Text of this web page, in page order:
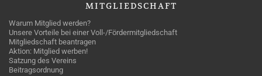
MITGLIEDSCHAFT
Warum Mitglied werden?
Unsere Vorteile bei einer Voll-/Fördermitgliedschaft
Mitgliedschaft beantragen
Aktion: Mitglied werben!
Satzung des Vereins
Beitragsordnung